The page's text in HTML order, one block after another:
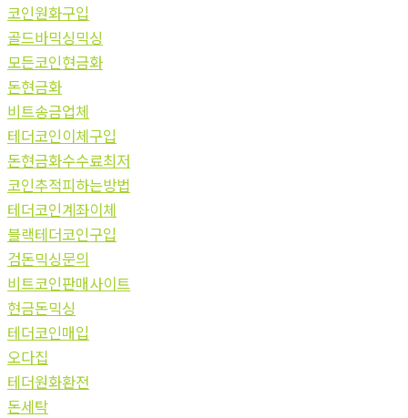
코인원화구입
골드바믹싱믹싱
모든코인현금화
돈현금화
비트송금업체
테더코인이체구입
돈현금화수수료최저
코인추적피하는방법
테더코인계좌이체
블랙테더코인구입
검돈믹싱문의
비트코인판매사이트
현금돈믹싱
테더코인매입
오다집
테더원화환전
돈세탁